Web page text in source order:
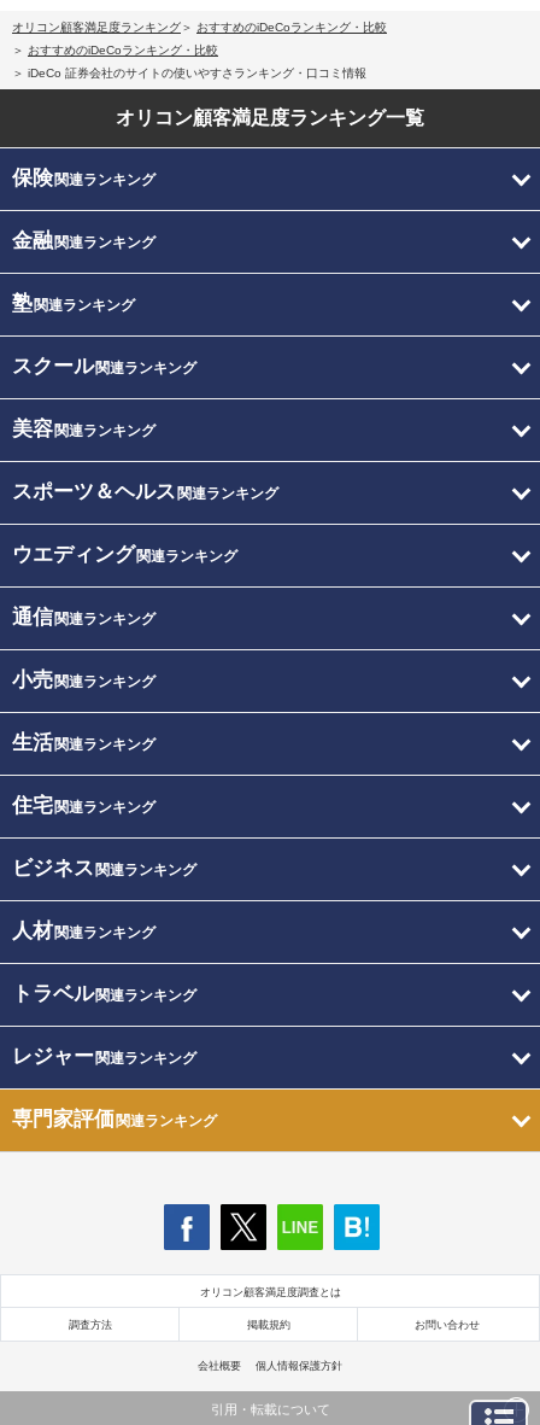
オリコン顧客満足度ランキング
おすすめのiDeCoランキング・比較
おすすめのiDeCoランキング・比較
iDeCo 証券会社のサイトの使いやすさランキング・口コミ情報
オリコン顧客満足度ランキング一覧
保険関連ランキング
金融関連ランキング
塾関連ランキング
スクール関連ランキング
美容関連ランキング
スポーツ＆ヘルス 関連ランキング
ウエディング関連ランキング
通信関連ランキング
小売関連ランキング
生活関連ランキング
住宅関連ランキング
ビジネス 関連ランキング
人材関連ランキング
トラベル関連ランキング
レジャー関連ランキング
専門家評価関連ランキング
オリコン顧客満足度調査とは
調査方法 掲載規約 お問い合わせ
会社概要 個人情報保護方針
引用・転載について